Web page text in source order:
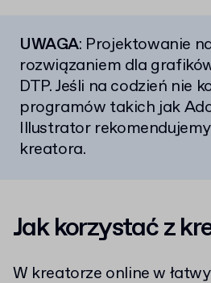
UWAGA: Projektowanie
rozwiązaniem dla
DTP. Jeśli na codzień nie
programów takich jak
Illustrator
kreatora.
Jak korzystać z
W kreatorze online w